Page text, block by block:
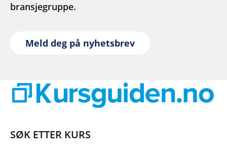
bransjegruppe.
Meld deg på nyhetsbrev
SØK ETTER KURS